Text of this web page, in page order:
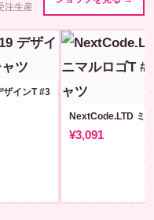
注生産
ザインT #3
¥3,091